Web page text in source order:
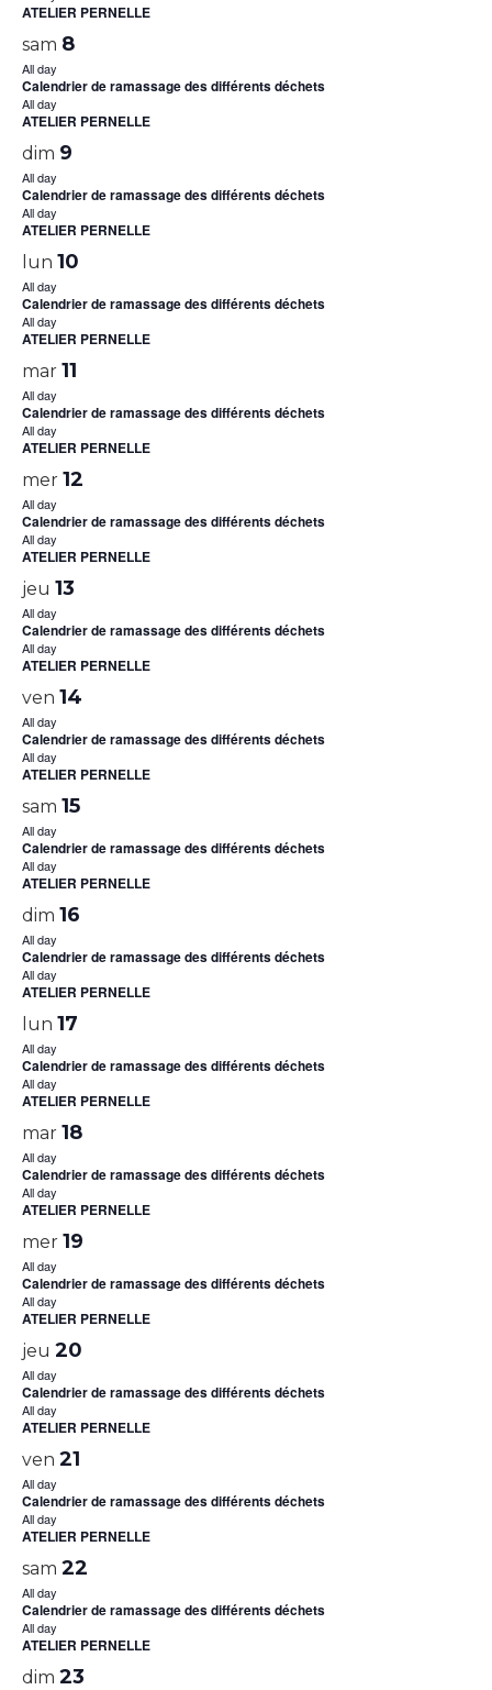
ATELIER PERNELLE
sam 8
All day
Calendrier de ramassage des différents déchets
All day
ATELIER PERNELLE
dim 9
All day
Calendrier de ramassage des différents déchets
All day
ATELIER PERNELLE
lun 10
All day
Calendrier de ramassage des différents déchets
All day
ATELIER PERNELLE
mar 11
All day
Calendrier de ramassage des différents déchets
All day
ATELIER PERNELLE
mer 12
All day
Calendrier de ramassage des différents déchets
All day
ATELIER PERNELLE
jeu 13
All day
Calendrier de ramassage des différents déchets
All day
ATELIER PERNELLE
ven 14
All day
Calendrier de ramassage des différents déchets
All day
ATELIER PERNELLE
sam 15
All day
Calendrier de ramassage des différents déchets
All day
ATELIER PERNELLE
dim 16
All day
Calendrier de ramassage des différents déchets
All day
ATELIER PERNELLE
lun 17
All day
Calendrier de ramassage des différents déchets
All day
ATELIER PERNELLE
mar 18
All day
Calendrier de ramassage des différents déchets
All day
ATELIER PERNELLE
mer 19
All day
Calendrier de ramassage des différents déchets
All day
ATELIER PERNELLE
jeu 20
All day
Calendrier de ramassage des différents déchets
All day
ATELIER PERNELLE
ven 21
All day
Calendrier de ramassage des différents déchets
All day
ATELIER PERNELLE
sam 22
All day
Calendrier de ramassage des différents déchets
All day
ATELIER PERNELLE
dim 23